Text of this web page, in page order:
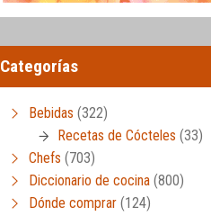
Categorías
Bebidas (322)
Recetas de Cócteles (33)
Chefs (703)
Diccionario de cocina (800)
Dónde comprar (124)